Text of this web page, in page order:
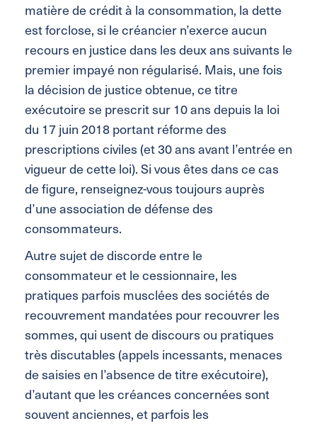
matière de crédit à la consommation, la dette
est forclose, si le créancier n’exerce aucun
recours en justice dans les deux ans suivants le
premier impayé non régularisé. Mais, une fois
la décision de justice obtenue, ce titre
exécutoire se prescrit sur 10 ans depuis la loi
du 17 juin 2018 portant réforme des
prescriptions civiles (et 30 ans avant l’entrée en
vigueur de cette loi). Si vous êtes dans ce cas
de figure, renseignez-vous toujours auprès
d’une association de défense des
consommateurs.
Autre sujet de discorde entre le
consommateur et le cessionnaire, les
pratiques parfois musclées des sociétés de
recouvrement mandatées pour recouvrer les
sommes, qui usent de discours ou pratiques
très discutables (appels incessants, menaces
de saisies en l’absence de titre exécutoire),
d’autant que les créances concernées sont
souvent anciennes, et parfois les